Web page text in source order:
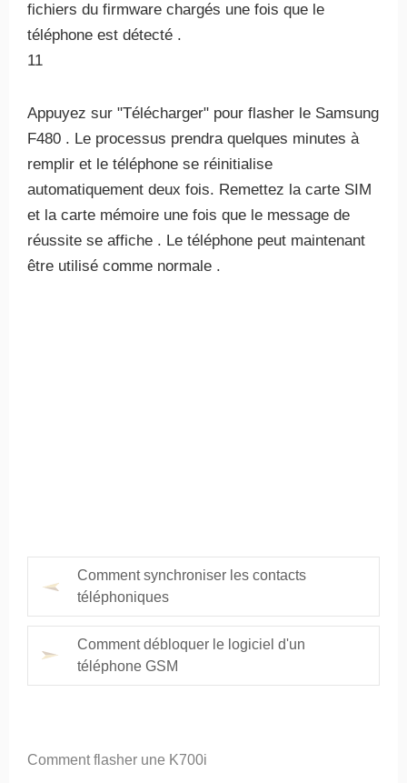
fichiers du firmware chargés une fois que le
téléphone est détecté .
11
Appuyez sur "Télécharger" pour flasher le Samsung
F480 . Le processus prendra quelques minutes à
remplir et le téléphone se réinitialise
automatiquement deux fois. Remettez la carte SIM
et la carte mémoire une fois que le message de
réussite se affiche . Le téléphone peut maintenant
être utilisé comme normale .
Comment synchroniser les contacts
téléphoniques
Comment débloquer le logiciel d'un
téléphone GSM
Comment flasher une K700i